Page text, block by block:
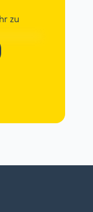
zu
Anzeige